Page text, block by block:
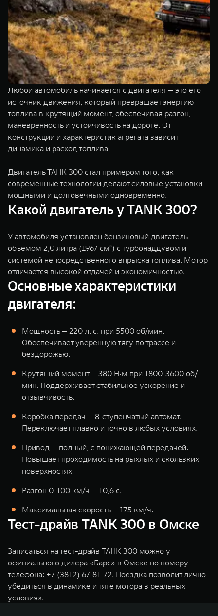
TANK 500
Веди за собой
от 6 499 000 ₽
TANK 700
Сила признания
от 10 199 000 ₽
WEY 07
Расширяя границы комфорта
от 6 149 000 ₽
WEY 05
Эстетика нового времени
Масштаб возможностей
от 6 449 000 ₽
Масштаб возможностей
от 8 099 000 ₽
ПОКУПКА АВТОМОБИЛЯ
TANK Финансы
Корпоративным клиентам
TANK ФИНАНСЫ
TANK Кредит
TANK Лизинг
TANK Страхование
Сервис
Специальные предложения
Моторные масла
ЦИФРОВЫЕ СЕРВИСЫ TANK
Цифровые сервисы TANK
Подписки
Любой автомобиль начинается с двигателя — это его
источник движения, который превращает энергию
топлива в крутящий момент, обеспечивая разгон,
маневренность и устойчивость на дороге. От
конструкции и характеристик агрегата зависит
динамика и расход топлива.
Двигатель ТАНК 300 стал примером того, как
современные технологии делают силовые установки
мощными и долговечными одновременно.
Какой двигатель у TANK 300?
У автомобиля установлен бензиновый двигатель
объемом 2,0 литра (1967 см³) с турбонаддувом и
системой непосредственного впрыска топлива. Мотор
отличается высокой отдачей и экономичностью.
Основные характеристики
двигателя:
Мощность — 220 л. с. при 5500 об/мин.
Обеспечивает уверенную тягу по трассе и
бездорожью.
Крутящий момент — 380 Н·м при 1800-3600 об/
мин. Поддерживает стабильное ускорение и
отзывчивость.
Коробка передач — 8-ступенчатый автомат.
Переключает плавно и точно в любых условиях.
Привод — полный, с понижающей передачей.
Повышает проходимость на рыхлых и скользких
поверхностях.
Разгон 0-100 км/ч — 10,6 с.
Максимальная скорость — 175 км/ч.
Тест-драйв TANK 300 в Омске
Записаться на тест-драйв ТАНК 300 можно у
официального дилера «Барс» в Омске по номеру
телефона: +7 (3812) 67-81-72. Поездка позволит лично
убедиться в динамике и тяге мотора в реальных
условиях.